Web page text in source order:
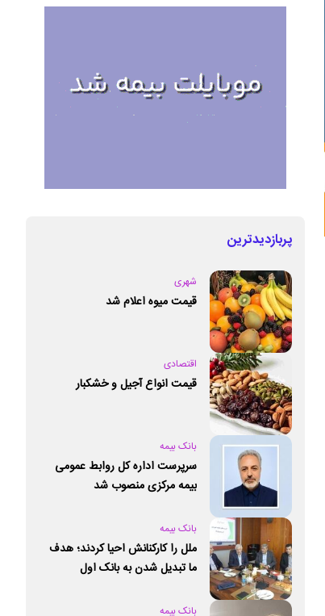
پربازدیدترین
شهری
قیمت میوه اعلام شد
اقتصادی
قیمت انواع آجیل و خشکبار
بانک بیمه
سرپرست اداره کل روابط عمومی
بیمه مرکزی منصوب شد
بانک بیمه
ملل را کارکنانش احیا کردند؛ هدف
ما تبدیل شدن به بانک اول
بانک بیمه